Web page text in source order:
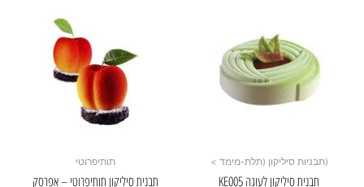
(תבניות סיליקון (תלת-מימד >
תבנית סיליקון לעוגה KE005
תותיפרוטי
תבנית סיליקון תותיפרוטי – אפרסק